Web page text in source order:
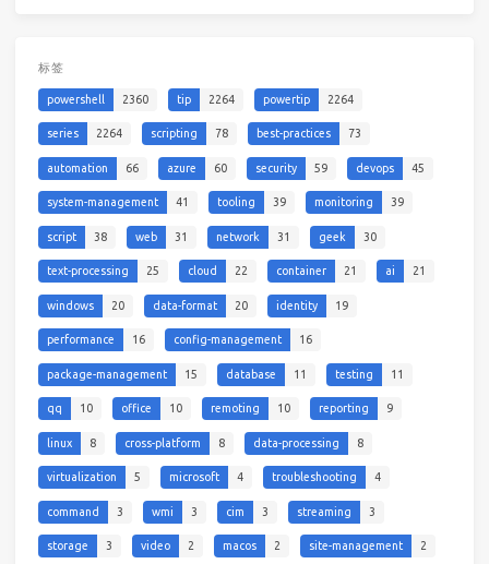
标签
powershell 2360 tip 2264 powertip 2264
series 2264 scripting 78 best-practices 73
automation 66 azure 60 security 59 devops 45
system-management 41 tooling 39 monitoring 39
script 38 web 31 network 31 geek 30
text-processing 25 cloud 22 container 21 ai 21
windows 20 data-format 20 identity 19
performance 16 config-management 16
package-management 15 database 11 testing 11
qq 10 office 10 remoting 10 reporting 9
linux 8 cross-platform 8 data-processing 8
virtualization 5 microsoft 4 troubleshooting 4
command 3 wmi 3 cim 3 streaming 3
storage 3 video 2 macos 2 site-management 2